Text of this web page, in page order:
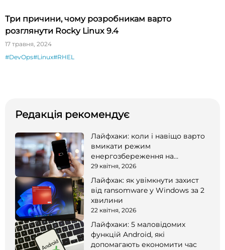
Три причини, чому розробникам варто
розглянути Rocky Linux 9.4
17 травня, 2024
#DevOps#Linux#RHEL
Редакція рекомендує
Лайфхаки: коли і навіщо варто
вмикати режим
енергозбереження на
смартфоні
29 квітня, 2026
Лайфхак: як увімкнути захист
від ransomware у Windows за 2
хвилини
22 квітня, 2026
Лайфхаки: 5 маловідомих
функцій Android, які
допомагають економити час